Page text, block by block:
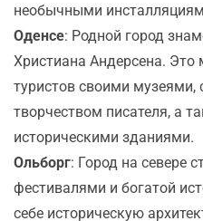
необычными
Оденсе: Родной город
Христиана Андерсена. Это
туристов своими
творчеством писателя, а
историческими зданиями.
Ольборг: Город на севере
фестивалями и богатой
себе историческую